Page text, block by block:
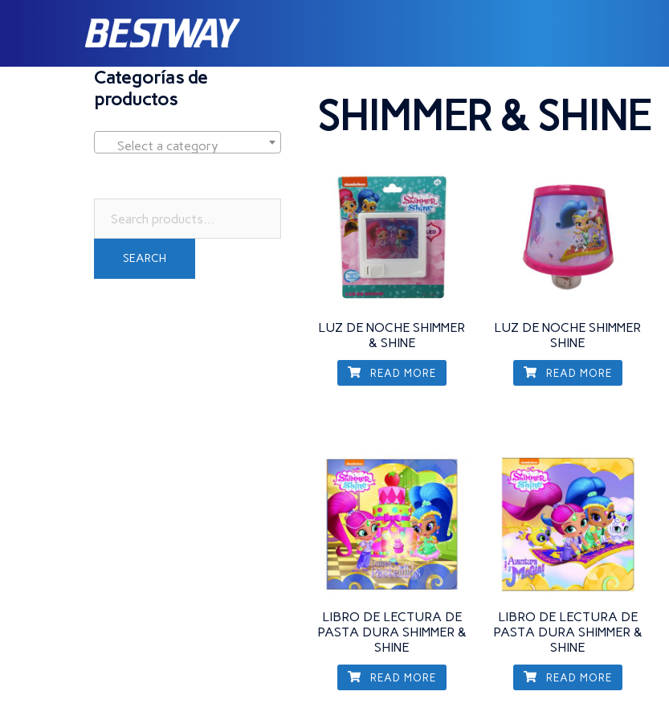
SHIMMER & SHINE
LUZ DE NOCHE SHIMMER
& SHINE
READ MORE
LUZ DE NOCHE SHIMMER
SHINE
READ MORE
LIBRO DE LECTURA DE
PASTA DURA SHIMMER &
SHINE
READ MORE
LIBRO DE LECTURA DE
PASTA DURA SHIMMER &
SHINE
READ MORE
Categorías de
productos
Select a category
for:
SEARCH